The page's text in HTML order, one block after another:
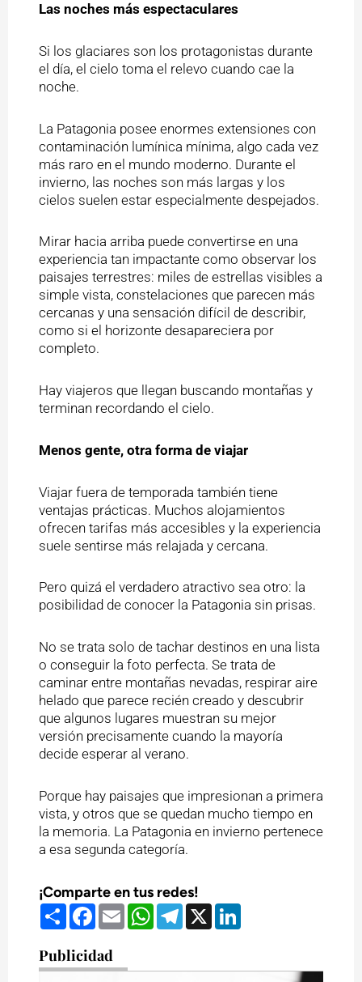
Las noches más espectaculares
Si los glaciares son los protagonistas durante
el día, el cielo toma el relevo cuando cae la
noche.
La Patagonia posee enormes extensiones con
contaminación lumínica mínima, algo cada vez
más raro en el mundo moderno. Durante el
invierno, las noches son más largas y los
cielos suelen estar especialmente despejados.
Mirar hacia arriba puede convertirse en una
experiencia tan impactante como observar los
paisajes terrestres: miles de estrellas visibles a
simple vista, constelaciones que parecen más
cercanas y una sensación difícil de describir,
como si el horizonte desapareciera por
completo.
Hay viajeros que llegan buscando montañas y
terminan recordando el cielo.
Menos gente, otra forma de viajar
Viajar fuera de temporada también tiene
ventajas prácticas. Muchos alojamientos
ofrecen tarifas más accesibles y la experiencia
suele sentirse más relajada y cercana.
Pero quizá el verdadero atractivo sea otro: la
posibilidad de conocer la Patagonia sin prisas.
No se trata solo de tachar destinos en una lista
o conseguir la foto perfecta. Se trata de
caminar entre montañas nevadas, respirar aire
helado que parece recién creado y descubrir
que algunos lugares muestran su mejor
versión precisamente cuando la mayoría
decide esperar al verano.
Porque hay paisajes que impresionan a primera
vista, y otros que se quedan mucho tiempo en
la memoria. La Patagonia en invierno pertenece
a esa segunda categoría.
¡Comparte en tus redes!
Compartir
Facebook
EmailWhatsApp
Telegram
X LinkedIn
Publicidad